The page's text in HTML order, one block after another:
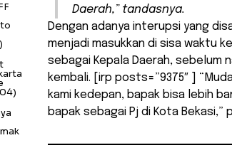
Daerah,” tandasnya.
Dengan adanya interupsi yang
menjadi masukkan di sisa waktu
sebagai Kepala Daerah, sebelum
kembali. [irp posts=”9375″ ]
kami kedepan, bapak bisa lebih
bapak sebagai Pj di Kota Bekasi,”